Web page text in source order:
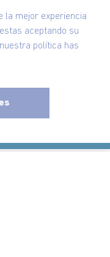
la mejor experiencia
aceptando su
política has